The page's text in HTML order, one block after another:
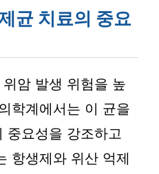
균 치료의 중요
암 발생 위험을 높
학계에서는 이 균을
중요성을 강조하고
항생제와 위산 억제